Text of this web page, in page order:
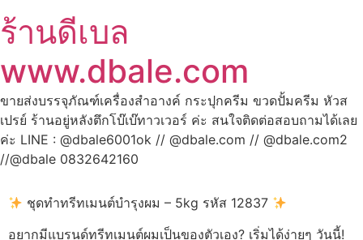
ร้านดีเบล
www.dbale.com
ขายส่งบรรจุภัณฑ์เครื่องสำอางค์ กระปุกครีม ขวดปั้มครีม หัวส
เปรย์ ร้านอยู่หลังตึกโบ๊เบ๊ทาวเวอร์ ค่ะ สนใจติดต่อสอบถามได้เลย
ค่ะ LINE : @dbale6001ok // @dbale.com // @dbale.com2
//@dbale 0832642160
ชุดทำทรีทเมนต์บำรุงผม – 5kg รหัส 12837
อยากมีแบรนด์ทรีทเมนต์ผมเป็นของตัวเอง? เริ่มได้ง่ายๆ วันนี้!